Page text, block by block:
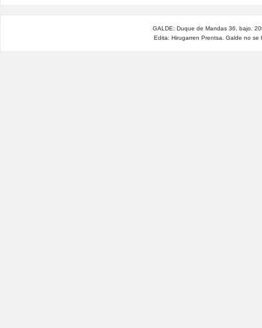
GALDE: Duque de Mandas 36, bajo.
Edita: Hirugarren Prentsa. Galde no